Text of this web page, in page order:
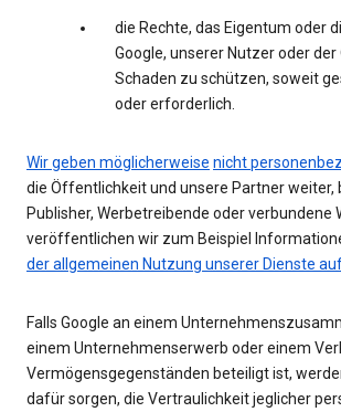
die Rechte, das Eigentum oder
Google, unserer Nutzer oder
Schaden zu schützen, soweit
oder erforderlich.
Wir geben möglicherweise nicht
die Öffentlichkeit und unsere Partner weiter,
Publisher, Werbetreibende oder verbundene
veröffentlichen wir zum Beispiel
der allgemeinen Nutzung unserer Dienste
Falls Google an einem
einem Unternehmenserwerb oder einem
Vermögensgegenständen beteiligt ist,
dafür sorgen, die Vertraulichkeit jeglicher